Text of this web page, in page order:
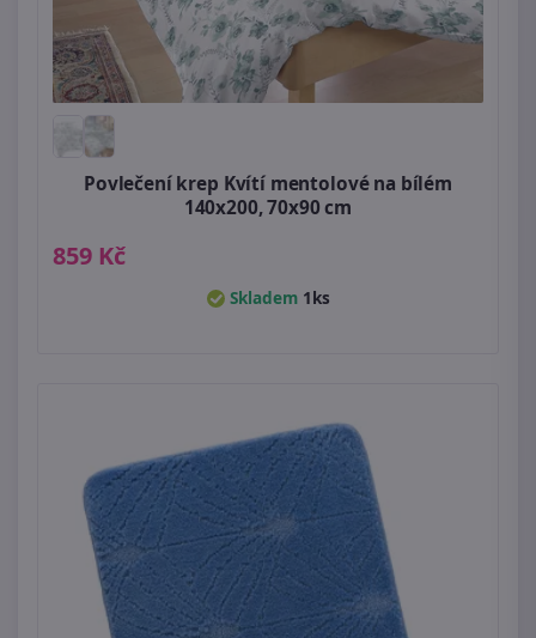
Povlečení krep Kvítí mentolové na bílém
140x200, 70x90 cm
859 Kč
Skladem 1ks